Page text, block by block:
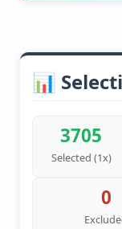
📊
3705
Selected (1x)
0